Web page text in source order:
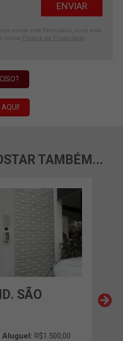
enviar este formulário, você está
nossa Política de Privacidade
TAMBÉM...
SÃO
Aluguel: R$1.500,00